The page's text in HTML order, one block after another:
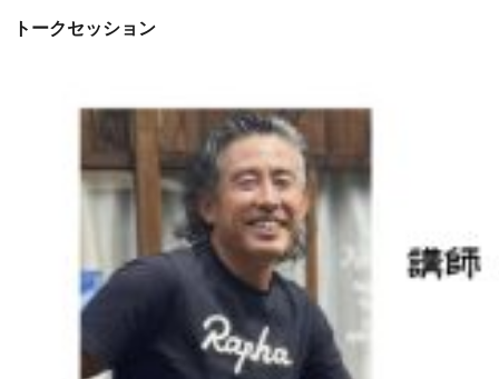
トークセッション